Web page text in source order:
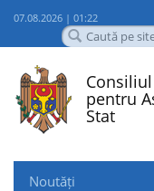
07.08.2026 | 01:22
pentru
Stat
Noutăți